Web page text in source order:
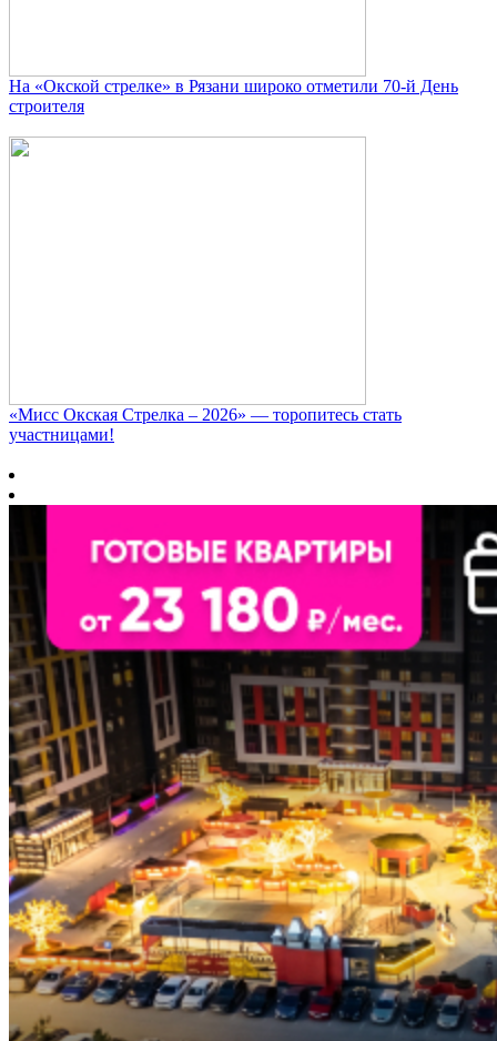
На «Окской стрелке» в Рязани широко отметили 70-й День
строителя
«Мисс Окская Стрелка – 2026» — торопитесь стать
участницами!